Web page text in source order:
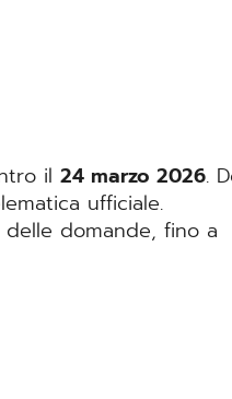
il 24 marzo 2026.
ufficiale.
delle domande, fino a